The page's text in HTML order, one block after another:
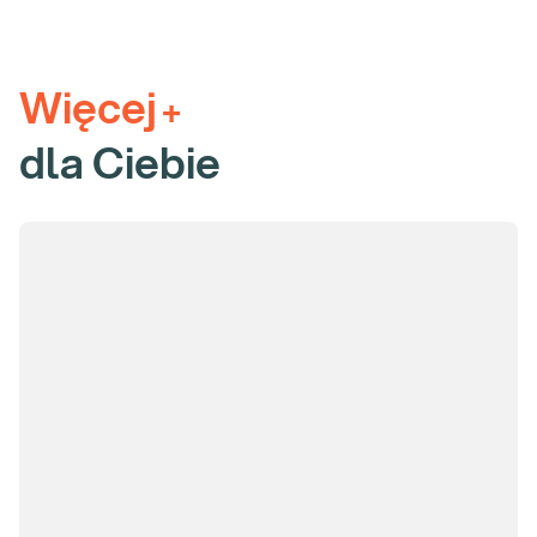
Więcej +
dla Ciebie